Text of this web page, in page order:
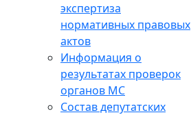
экспертиза
нормативных правовых
актов
Информация о
результатах проверок
органов МС
Состав депутатских